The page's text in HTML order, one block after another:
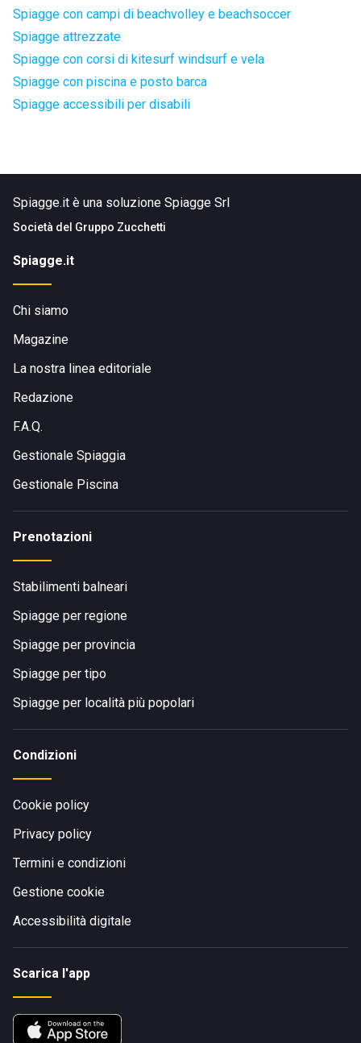
Spiagge con campi di beachvolley e beachsoccer
Spiagge attrezzate
Spiagge con corsi di kitesurf windsurf e vela
Spiagge con piscina e posto barca
Spiagge accessibili per disabili
Spiagge.it è una soluzione Spiagge Srl
Società del Gruppo Zucchetti
Spiagge.it
Chi siamo
Magazine
La nostra linea editoriale
Redazione
F.A.Q.
Gestionale Spiaggia
Gestionale Piscina
Prenotazioni
Stabilimenti balneari
Spiagge per regione
Spiagge per provincia
Spiagge per tipo
Spiagge per località più popolari
Condizioni
Cookie policy
Privacy policy
Termini e condizioni
Gestione cookie
Accessibilità digitale
Scarica l'app